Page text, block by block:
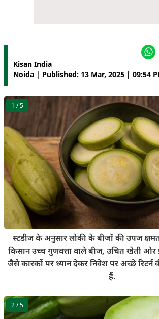
Kisan India
Noida | Published: 13 Mar, 2025 | 09:54
1 / 5
स्‍टडीज के अनुसार लौकी के बीजों की उपज
किसान उच्च गुणवत्ता वाले बीज, उचित खेती और
जैसे कारकों पर ध्‍यान देकर निवेश पर अच्छे
हैं.
2/ 5